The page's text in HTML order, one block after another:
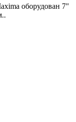
оборудован 7"